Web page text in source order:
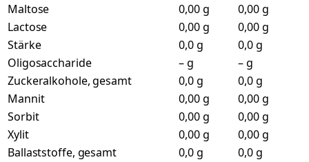
Maltose
0,00 g
0,00 g
Lactose
0,00 g
0,00 g
Stärke
0,0 g
0,0 g
Oligosaccharide
– g
– g
Zuckeralkohole, gesamt
0,0 g
0,0 g
Mannit
0,00 g
0,00 g
Sorbit
0,00 g
0,00 g
Xylit
0,00 g
0,00 g
Ballaststoffe, gesamt
0,0 g
0,0 g